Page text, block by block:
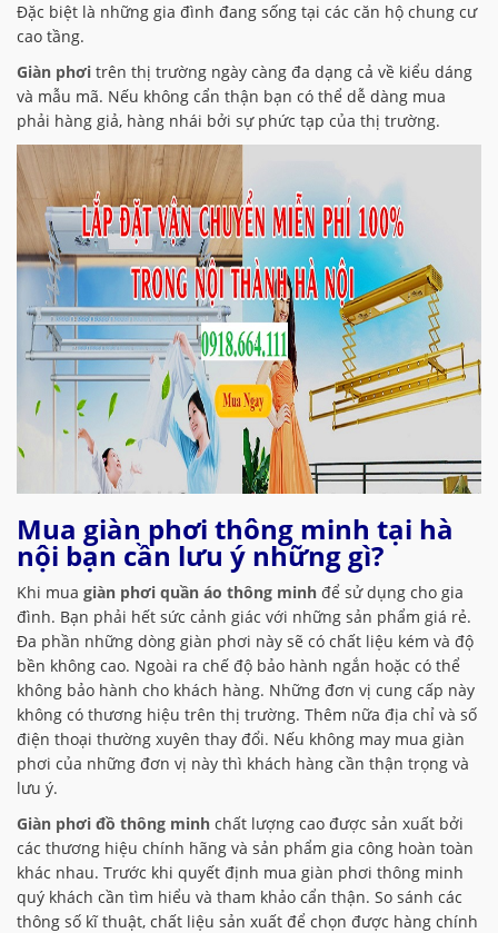
Đặc biệt là những gia đình đang sống tại các căn hộ chung cư
cao tầng.
Giàn phơi trên thị trường ngày càng đa dạng cả về kiểu dáng
và mẫu mã. Nếu không cẩn thận bạn có thể dễ dàng mua
phải hàng giả, hàng nhái bởi sự phức tạp của thị trường.
Mua giàn phơi thông minh tại hà
nội bạn cần lưu ý những gì?
Khi mua giàn phơi quần áo thông minh để sử dụng cho gia
đình. Bạn phải hết sức cảnh giác với những sản phẩm giá rẻ.
Đa phần những dòng giàn phơi này sẽ có chất liệu kém và độ
bền không cao. Ngoài ra chế độ bảo hành ngắn hoặc có thể
không bảo hành cho khách hàng. Những đơn vị cung cấp này
không có thương hiệu trên thị trường. Thêm nữa địa chỉ và số
điện thoại thường xuyên thay đổi. Nếu không may mua giàn
phơi của những đơn vị này thì khách hàng cần thận trọng và
lưu ý.
Giàn phơi đồ thông minh chất lượng cao được sản xuất bởi
các thương hiệu chính hãng và sản phẩm gia công hoàn toàn
khác nhau. Trước khi quyết định mua giàn phơi thông minh
quý khách cần tìm hiểu và tham khảo cẩn thận. So sánh các
thông số kĩ thuật, chất liệu sản xuất để chọn được hàng chính